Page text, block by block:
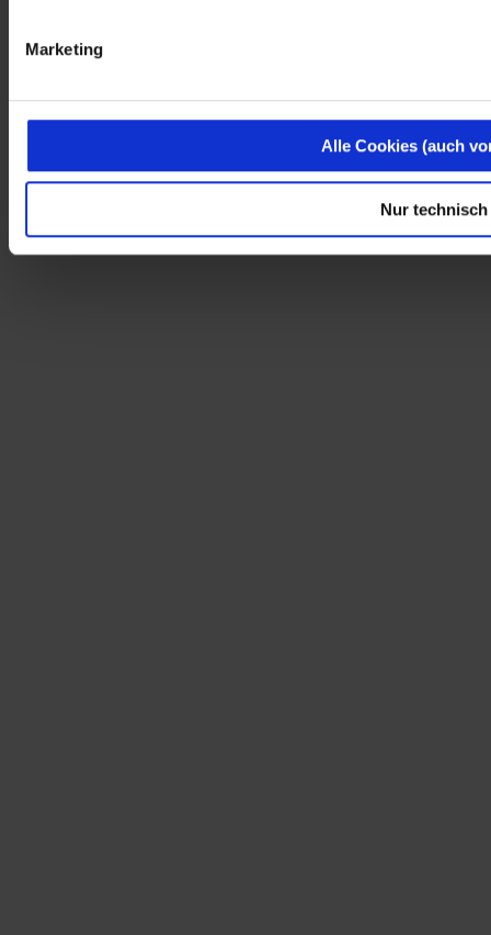
Marketing
Alle Cookies (auch
Nur